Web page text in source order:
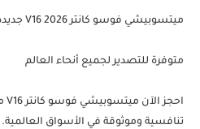
ميتسوبيشي فوسو كانتر V16 2026 جديدة كلياً – 4.2 لتر دِرَي بوكس شاحنة – مواصفات خليجية – للتصدير فقط
متوفرة للتصدير لجميع أنحاء العالم
تنافسية وموثوقة في الأسواق العالمية.